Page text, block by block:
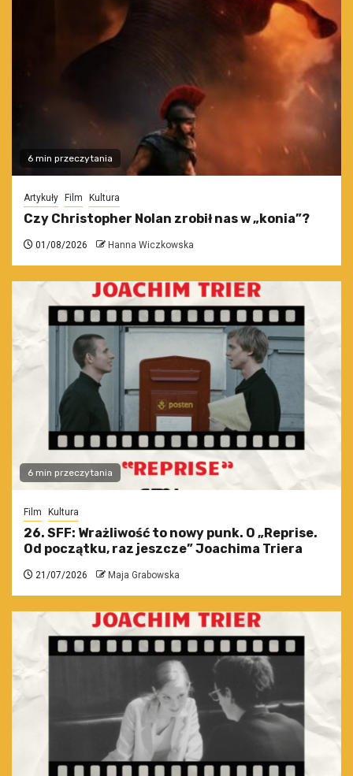
6 min przeczytania
Artykuły Film Kultura
Czy Christopher Nolan zrobił nas w „konia”?
01/08/2026 Hanna Wiczkowska
6 min przeczytania
Film Kultura
26. SFF: Wrażliwość to nowy punk. O „Reprise.
Od początku, raz jeszcze” Joachima Triera
21/07/2026 Maja Grabowska